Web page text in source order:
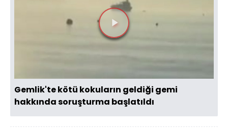
Videoyu
Gemlik'te kötü kokuların geldiği gemi
hakkında soruşturma başlatıldı